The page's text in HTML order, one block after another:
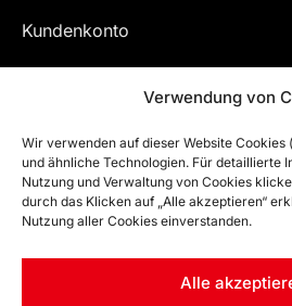
Verwendung von
Wir verwenden auf dieser Website Cookies
und ähnliche Technologien. Für detaillierte
Nutzung und Verwaltung von Cookies
durch das Klicken auf „Alle akzeptieren“
Nutzung aller Cookies einverstanden.
Alle
Kundenkonto